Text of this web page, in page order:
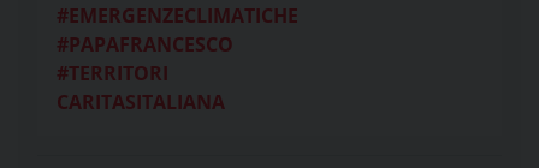
#EMERGENZECLIMATICHE
#PAPAFRANCESCO
#TERRITORI
CARITASITALIANA